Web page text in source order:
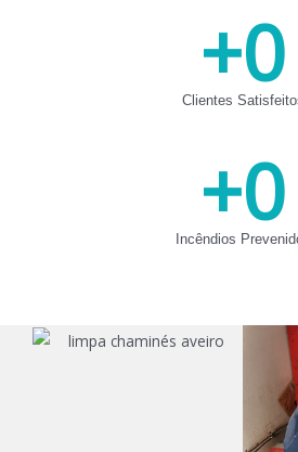
Clientes
+0
Incêndios
+0